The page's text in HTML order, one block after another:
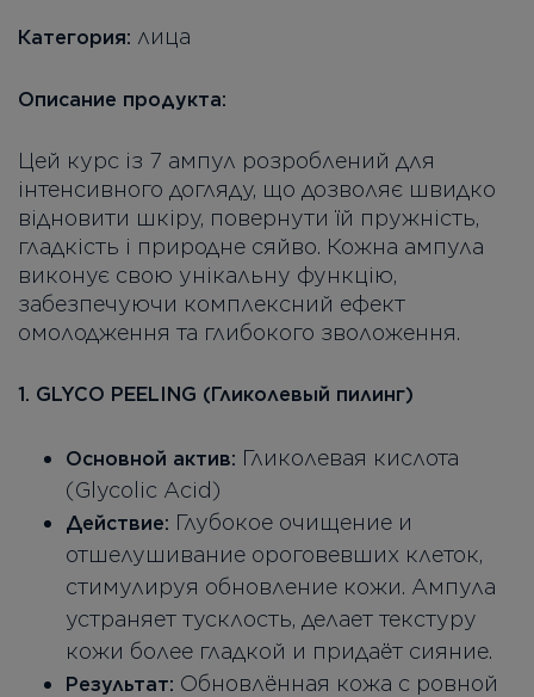
Категория: лица
Описание продукта:
Цей курс із 7 ампул розроблений для
інтенсивного догляду, що дозволяє швидко
відновити шкіру, повернути їй пружність,
гладкість і природне сяйво. Кожна ампула
виконує свою унікальну функцію,
забезпечуючи комплексний ефект
омолодження та глибокого зволоження.
1. GLYCO PEELING (Гликолевый пилинг)
Основной актив: Гликолевая кислота
(Glycolic Acid)
Действие: Глубокое очищение и
отшелушивание ороговевших клеток,
стимулируя обновление кожи. Ампула
устраняет тусклость, делает текстуру
кожи более гладкой и придаёт сияние.
Результат: Обновлённая кожа с ровной